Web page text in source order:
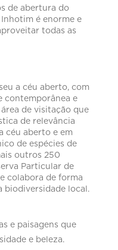
de abertura do
é enorme e
todas as
a céu aberto, com
contemporânea e
de visitação que
de relevância
céu aberto e em
de espécies de
outros 250
Particular de
colabora de forma
biodiversidade local.
e paisagens que
e beleza.